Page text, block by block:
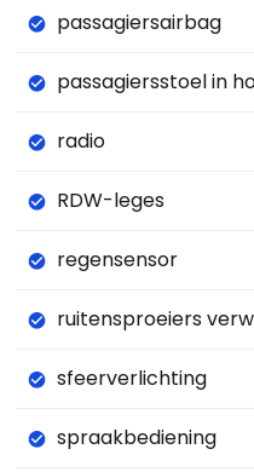
passagiersairbag
passagiersstoel in
radio
RDW-leges
regensensor
ruitensproeiers
sfeerverlichting
spraakbediening